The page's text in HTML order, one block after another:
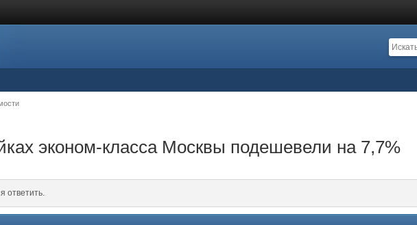
эконом-класса Москвы подешевели на 7,7%
ответить.